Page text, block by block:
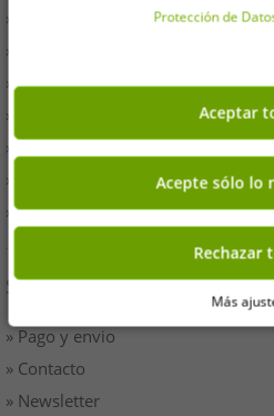
» Empresas
» Tus ventajas
» Productos originales y premios
» Prensa especializada
» Condiciones
» Protección de Datos
» Imprimir
SERVICIO
» Pago y envio
» Contacto
» Newsletter
encontrar en la impresión.Protección de
Aceptar
Acepte sólo lo
Rechazar
Más